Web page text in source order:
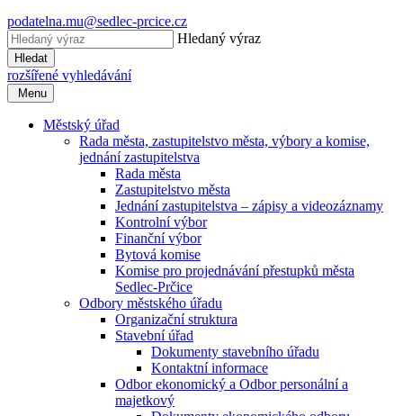
podatelna.mu@sedlec-prcice.cz
Hledaný výraz
Hledat
rozšířené vyhledávání
Menu
Městský úřad
Rada města, zastupitelstvo města, výbory a komise,
jednání zastupitelstva
Rada města
Zastupitelstvo města
Jednání zastupitelstva – zápisy a videozáznamy
Kontrolní výbor
Finanční výbor
Bytová komise
Komise pro projednávání přestupků města
Sedlec-Prčice
Odbory městského úřadu
Organizační struktura
Stavební úřad
Dokumenty stavebního úřadu
Kontaktní informace
Odbor ekonomický a Odbor personální a
majetkový